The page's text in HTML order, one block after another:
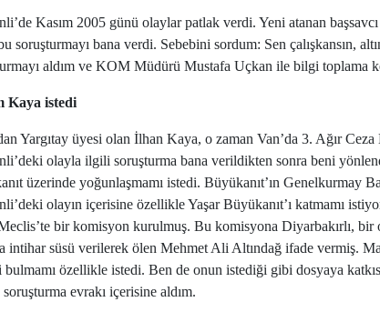
Kasım 2005 günü olaylar patlak verdi. Yeni atanan
soruşturmayı bana verdi. Sebebini sordum: Sen çalışkansın,
aldım ve KOM Müdürü Mustafa Uçkan ile bilgi toplama
Kaya istedi
Yargıtay üyesi olan İlhan Kaya, o zaman Van’da 3. Ağır Ceza
olayla ilgili soruşturma bana verildikten sonra beni
üzerinde yoğunlaşmamı istedi. Büyükanıt’ın Genelkurmay
olayın içerisine özellikle Yaşar Büyükanıt’ı katmamı
bir komisyon kurulmuş. Bu komisyona Diyarbakırlı,
intihar süsü verilerek ölen Mehmet Ali Altındağ ifade vermiş.
özellikle istedi. Ben de onun istediği gibi dosyaya
evrakı içerisine aldım.